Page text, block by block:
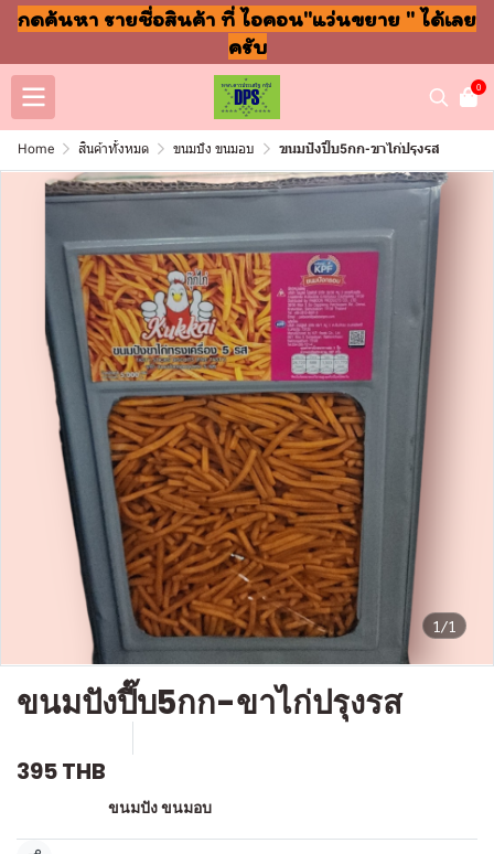
กดค้นหา รายชื่อสินค้า ที่ ไอคอน"แว่นขยาย " ได้เลย
ครับ
0
Home สินค้าทั้งหมด ขนมปัง ขนมอบ ขนมปังปี๊บ5กก-ขาไก่ปรุงรส
1/1
ขนมปังปี๊บ5กก-ขาไก่ปรุงรส
395 THB
ขนมปัง ขนมอบ